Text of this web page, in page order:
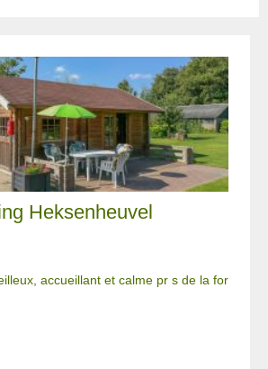
Heksenheuvel
accueillant et calme pr s de la for